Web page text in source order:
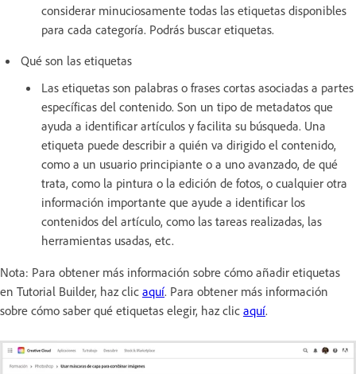
considerar minuciosamente todas las etiquetas disponibles
para cada categoría. Podrás buscar etiquetas.
Qué son las etiquetas
Las etiquetas son palabras o frases cortas asociadas a partes
específicas del contenido. Son un tipo de metadatos que
ayuda a identificar artículos y facilita su búsqueda. Una
etiqueta puede describir a quién va dirigido el contenido,
como a un usuario principiante o a uno avanzado, de qué
trata, como la pintura o la edición de fotos, o cualquier otra
información importante que ayude a identificar los
contenidos del artículo, como las tareas realizadas, las
herramientas usadas, etc.
Nota: Para obtener más información sobre cómo añadir etiquetas
en Tutorial Builder, haz clic aquí. Para obtener más información
sobre cómo saber qué etiquetas elegir, haz clic aquí.